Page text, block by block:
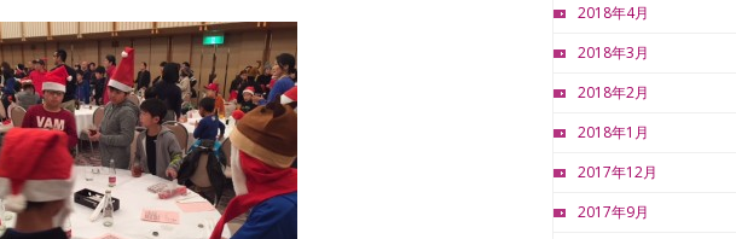
2018年4月
2018年3月
2018年2月
2018年1月
2017年12月
2017年9月